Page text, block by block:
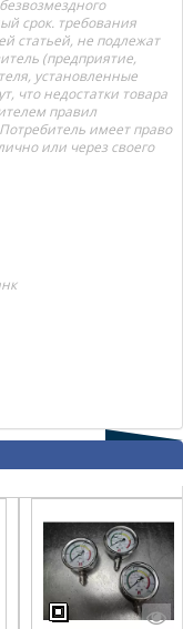
срок. требования
статьей, не подлежат
(предприятие,
установленные
что недостатки товара
правил
имеет право
или через своего